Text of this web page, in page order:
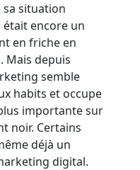
situation
était encore un
en friche en
Mais depuis
semble
habits et occupe
importante sur
noir. Certains
déjà un
digital.